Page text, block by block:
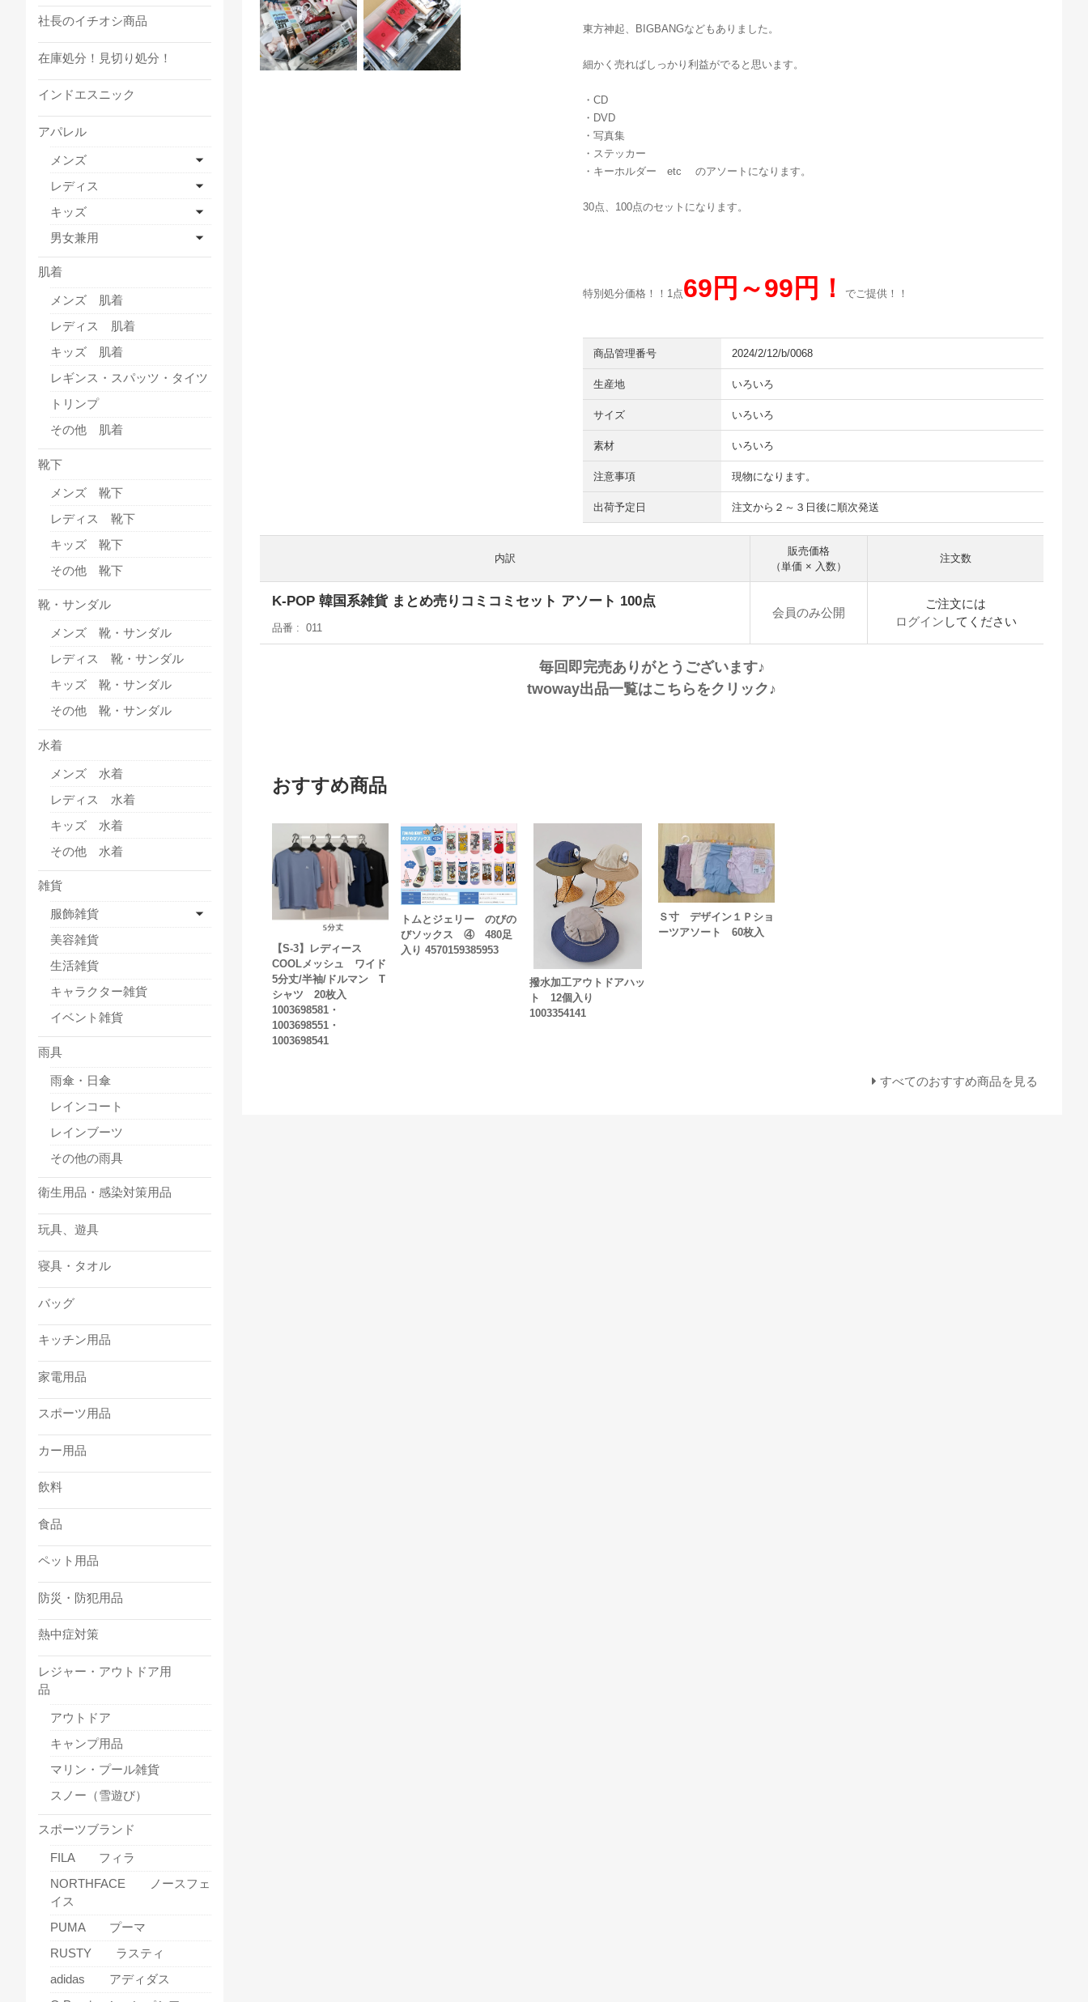
東方神起、BIGBANGなどもありました。
細かく売ればしっかり利益がでると思います。
・CD
・DVD
・写真集
・ステッカー
・キーホルダー etc のアソートになります。
30点、100点のセットになります。
特別処分価格！！1点69円～99円！ でご提供！！
商品管理番号 2024/2/12/b/0068
生産地 いろいろ
サイズ いろいろ
素材 いろいろ
注意事項 現物になります。
出荷予定日 注文から２～３日後に順次発送
内訳
販売価格
（単価 × 入数）
注文数
K-POP 韓国系雑貨 まとめ売りコミコミセット アソート 100点
品番 011
会員のみ公開
ご注文には
ログイン してください
毎回即完売ありがとうございます♪
twoway出品一覧はこちらをクリック♪
おすすめ商品
【S-3】レディース
COOLメッシュ ワイド
5分丈/半袖/ドルマン T
シャツ 20枚入
1003698581・
1003698551・
1003698541
トムとジェリー のびの
びソックス ④ 480足
入り 4570159385953
撥水加工アウトドアハッ
ト 12個入り
1003354141
Ｓ寸 デザイン１Ｐショ
ーツアソート 60枚入
すべてのおすすめ商品を見る
社長のイチオシ商品
在庫処分！見切り処分！
インドエスニック
アパレル
メンズ
レディス
キッズ
男女兼用
肌着
メンズ 肌着
レディス 肌着
キッズ 肌着
レギンス・スパッツ・タイツ
トリンプ
その他 肌着
靴下
メンズ 靴下
レディス 靴下
キッズ 靴下
その他 靴下
靴・サンダル
メンズ 靴・サンダル
レディス 靴・サンダル
キッズ 靴・サンダル
その他 靴・サンダル
水着
メンズ 水着
レディス 水着
キッズ 水着
その他 水着
雑貨
服飾雑貨
美容雑貨
生活雑貨
キャラクター雑貨
イベント雑貨
雨具
雨傘・日傘
レインコート
レインブーツ
その他の雨具
衛生用品・感染対策用品
玩具、遊具
寝具・タオル
バッグ
キッチン用品
家電用品
スポーツ用品
カー用品
飲料
食品
ペット用品
防災・防犯用品
熱中症対策
レジャー・アウトドア用
品
アウトドア
キャンプ用品
マリン・プール雑貨
スノー（雪遊び）
スポーツブランド
FILA フィラ
NORTHFACE ノースフェ
イス
PUMA プーマ
RUSTY ラスティ
adidas アディダス